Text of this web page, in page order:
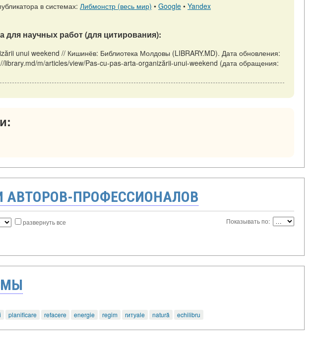
в системах: Либмонстр (весь мир) • Google • Yandex
для научных работ (для цитирования):
unui weekend // Кишинёв: Библиотека Молдовы (LIBRARY.MD). Дата обновления:
library.md/m/articles/view/Pas-cu-pas-arta-organizării-unui-weekend (дата обращения:
АВТОРОВ-ПРОФЕССИОНАЛОВ
развернуть все Показывать по:
planificare refacere energie regim rитуale natură echilibru